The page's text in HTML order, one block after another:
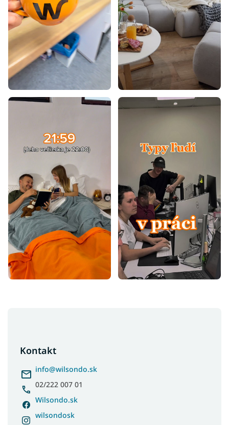
Kontakt
info@wilsondo.sk
02/222 007 01
Wilsondo.sk
wilsondosk